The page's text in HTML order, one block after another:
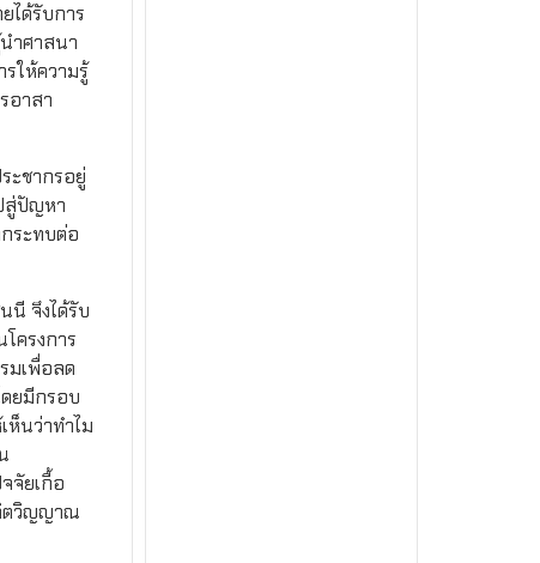
ได้รับการ
ำศาสนา
ให้ความรู้
อาสา
ะชากรอยู่
สู่ปัญหา
ระทบต่อ
นี จึงได้รับ
ครงการ
มเพื่อลด
ดยมีกรอบ
ห็นว่าทำไม
จัยเกื้อ
ตวิญญาณ